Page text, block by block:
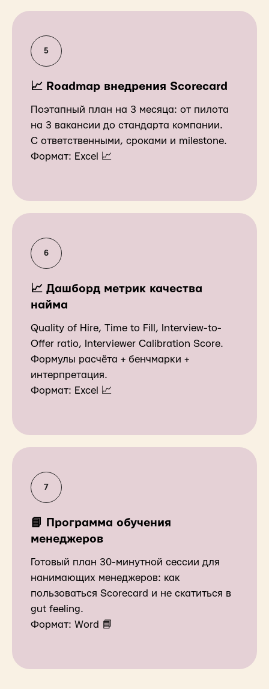
📈 Roadmap внедрения Scorecard
Поэтапный план на 3 месяца: от пилота
на 3 вакансии до стандарта компании.
С ответственными, сроками и milestone.
Формат: Excel 📈
📈 Дашборд метрик качества
найма
Quality of Hire, Time to Fill, Interview-to-
Offer ratio, Interviewer Calibration Score.
Формулы расчёта + бенчмарки +
интерпретация.
Формат: Excel 📈
📘 Программа обучения
менеджеров
Готовый план 30-минутной сессии для
нанимающих менеджеров: как
пользоваться Scorecard и не скатиться в
gut feeling.
Формат: Word 📘